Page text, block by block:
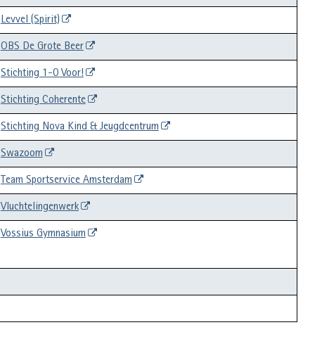
Levvel (Spirit)
OBS De Grote Beer
Stichting 1-0 Voor!
Stichting Coherente
Stichting Nova Kind & Jeugdcentrum
Swazoom
Team Sportservice Amsterdam
Vluchtelingenwerk
Vossius Gymnasium